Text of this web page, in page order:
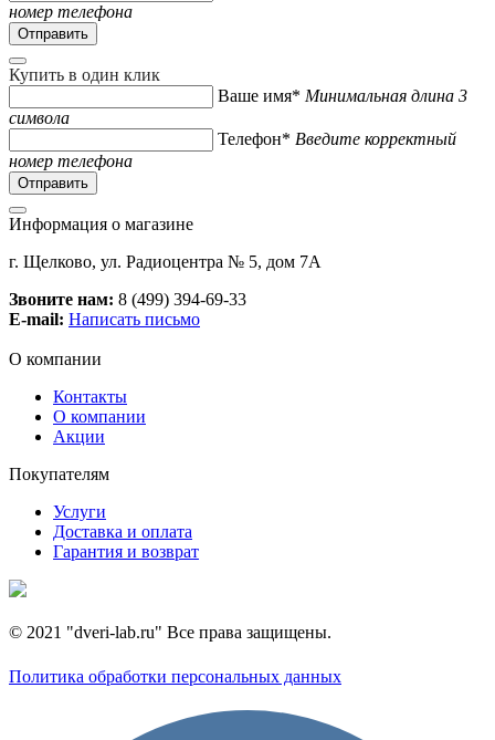
номер телефона
Купить в один клик
Ваше имя* Минимальная длина 3
символа
Телефон* Введите корректный
номер телефона
Информация о магазине
г. Щелково, ул. Радиоцентра № 5, дом 7А
Звоните нам: 8 (499) 394-69-33
E-mail: Написать письмо
О компании
Контакты
О компании
Акции
Покупателям
Услуги
Доставка и оплата
Гарантия и возврат
© 2021 "dveri-lab.ru" Все права защищены.
Политика обработки персональных данных